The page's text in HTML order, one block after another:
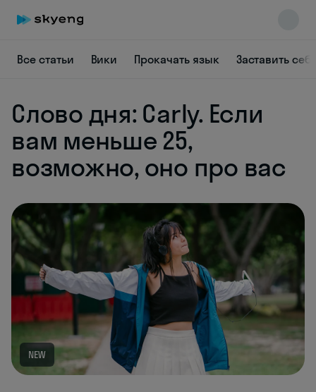
Все статьи Вики Прокачать язык Заставить
Слово дня: Carly. Если
вам меньше 25,
возможно, оно про вас
NEW
Skyeng Chat